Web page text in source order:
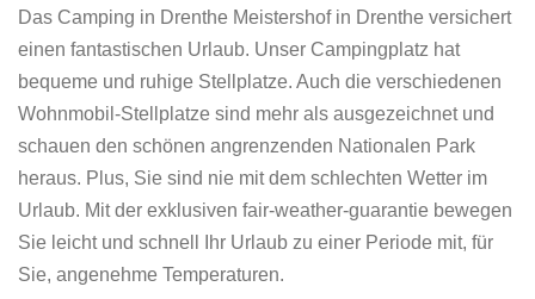
Das Camping in Drenthe Meistershof in Drenthe versichert
einen fantastischen Urlaub. Unser Campingplatz hat
bequeme und ruhige Stellplatze. Auch die verschiedenen
Wohnmobil-Stellplatze sind mehr als ausgezeichnet und
schauen den schönen angrenzenden Nationalen Park
heraus. Plus, Sie sind nie mit dem schlechten Wetter im
Urlaub. Mit der exklusiven fair-weather-guarantie bewegen
Sie leicht und schnell Ihr Urlaub zu einer Periode mit, für
Sie, angenehme Temperaturen.